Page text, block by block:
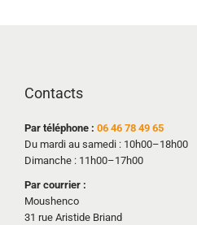
Contacts
Par téléphone : 06 46 78 49 65
Du mardi au samedi : 10h00–18h00
Dimanche : 11h00–17h00
Par courrier :
Moushenco
31 rue Aristide Briand